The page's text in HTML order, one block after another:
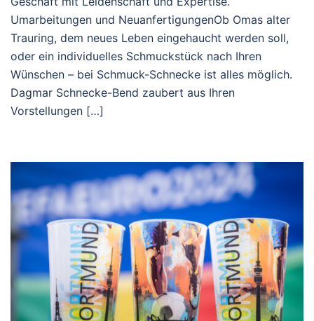
Umarbeitungen und NeuanfertigungenOb Omas alter
Trauring, dem neues Leben eingehaucht werden soll,
oder ein individuelles Schmuckstück nach Ihren
Wünschen – bei Schmuck-Schnecke ist alles möglich.
Dagmar Schnecke-Bend zaubert aus Ihren
Vorstellungen […]